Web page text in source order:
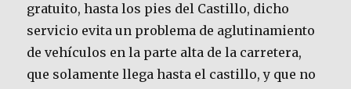
gratuito, hasta los pies del Castillo, dicho
servicio evita un problema de aglutinamiento
de vehículos en la parte alta de la carretera,
que solamente llega hasta el castillo, y que no